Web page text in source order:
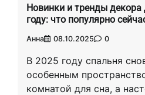
Новинки и тренды декора
году: что популярно
Анна 08.10.2025 0
В 2025 году спальня
особенным
комнатой для сна, а